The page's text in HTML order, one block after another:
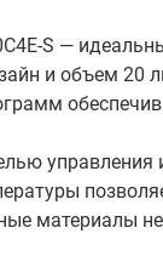
S —
и объем
материалы